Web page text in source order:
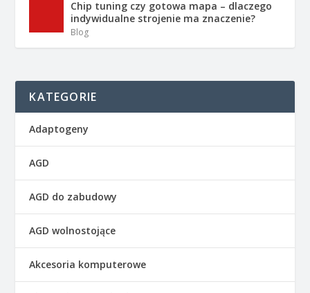
Chip tuning czy gotowa mapa – dlaczego
indywidualne strojenie ma znaczenie?
Blog
KATEGORIE
Adaptogeny
AGD
AGD do zabudowy
AGD wolnostojące
Akcesoria komputerowe